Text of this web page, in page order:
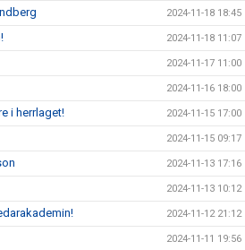
2024-11-18 18:45
2024-11-18 11:07
2024-11-17 11:00
2024-11-16 18:00
i herrlaget! 2024-11-15 17:00
2024-11-15 09:17
2024-11-13 17:16
2024-11-13 10:12
2024-11-12 21:12
2024-11-11 19:56